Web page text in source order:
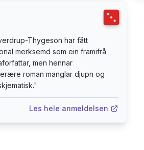
Terningkast
Thygeson har fått
merksemd som ein framifrå
men hennar
roman manglar djupn og
"
Les hele anmeldelsen